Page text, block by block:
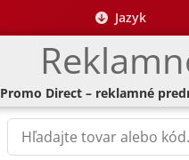
Jazyk
Promo Direct – reklamné